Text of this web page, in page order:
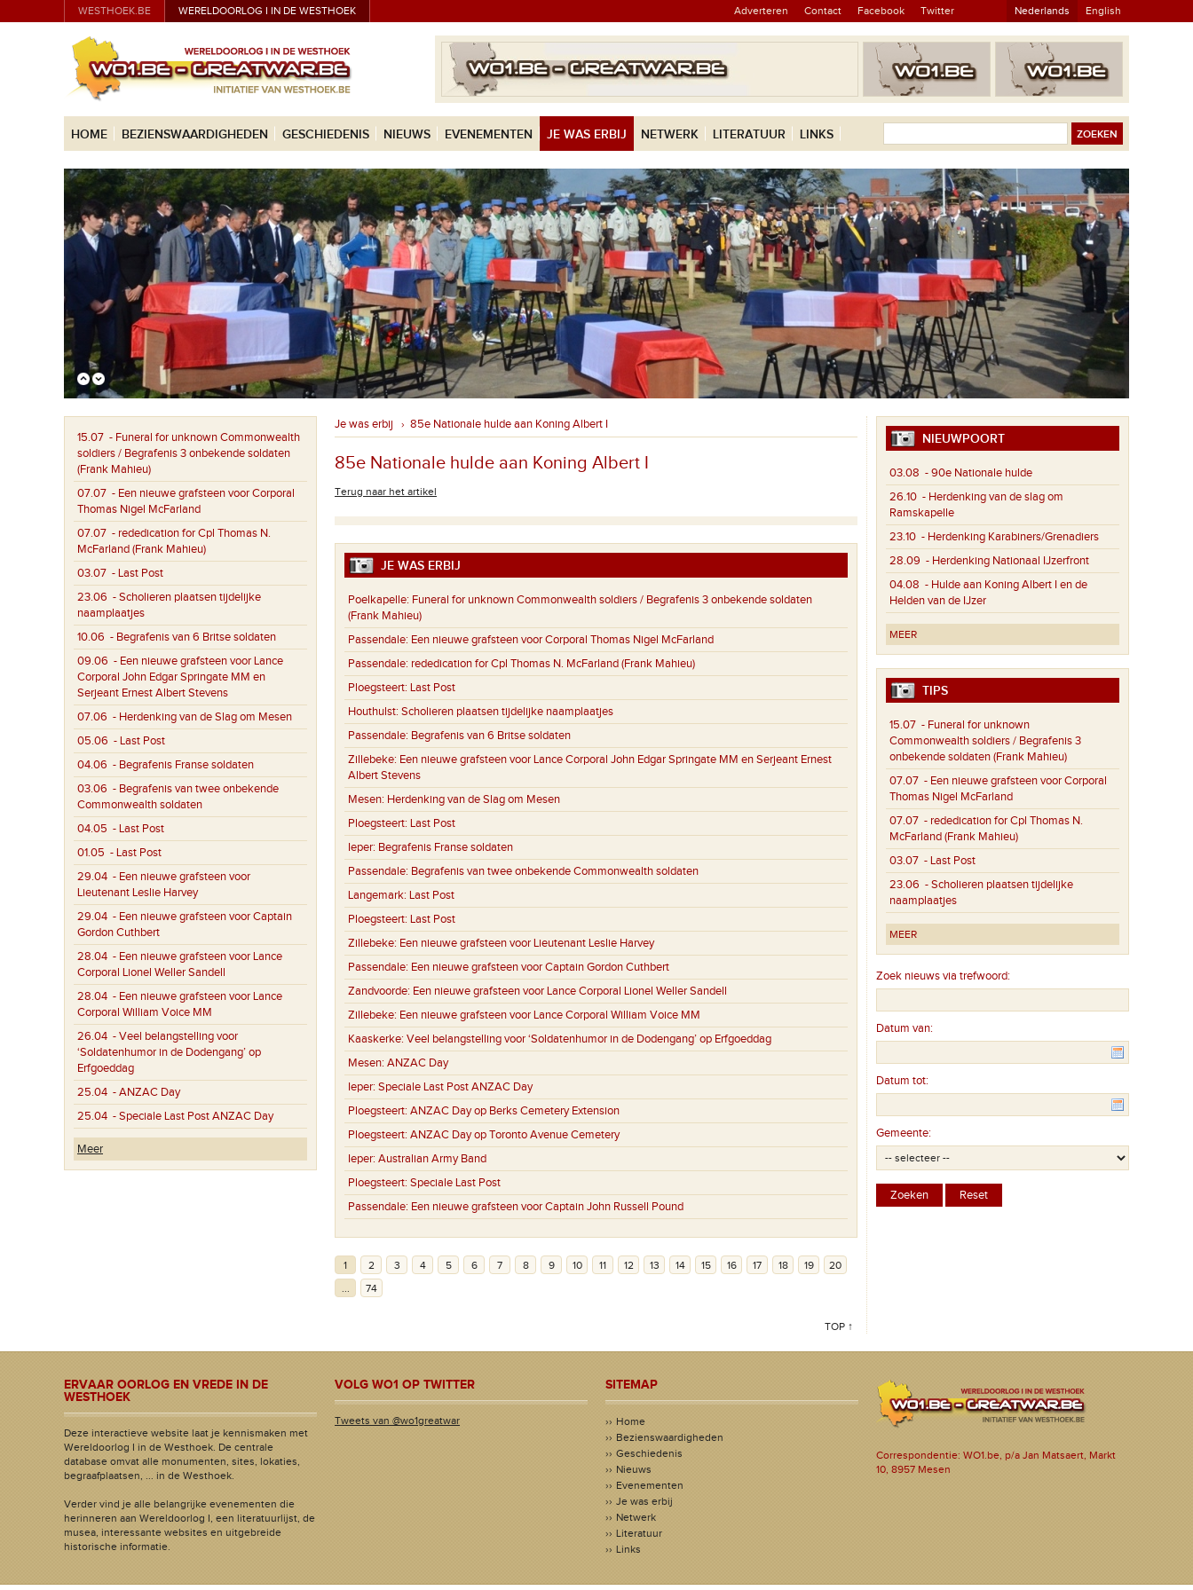
WESTHOEK.BE WERELDOORLOG I IN DE WESTHOEK Adverteren Contact Facebook Twitter Nederlands English
HOME BEZIENSWAARDIGHEDEN GESCHIEDENIS NIEUWS EVENEMENTEN JE WAS ERBIJ NETWERK LITERATUUR LINKS
15.07 - Funeral for unknown Commonwealth
soldiers / Begrafenis 3 onbekende soldaten
(Frank Mahieu)
07.07 - Een nieuwe grafsteen voor Corporal
Thomas Nigel McFarland
07.07 - rededication for Cpl Thomas N.
McFarland (Frank Mahieu)
03.07 - Last Post
23.06 - Scholieren plaatsen tijdelijke
naamplaatjes
10.06 - Begrafenis van 6 Britse soldaten
09.06 - Een nieuwe grafsteen voor Lance
Corporal John Edgar Springate MM en
Serjeant Ernest Albert Stevens
07.06 - Herdenking van de Slag om Mesen
05.06 - Last Post
04.06 - Begrafenis Franse soldaten
03.06 - Begrafenis van twee onbekende
Commonwealth soldaten
04.05 - Last Post
01.05 - Last Post
29.04 - Een nieuwe grafsteen voor
Lieutenant Leslie Harvey
29.04 - Een nieuwe grafsteen voor Captain
Gordon Cuthbert
28.04 - Een nieuwe grafsteen voor Lance
Corporal Lionel Weller Sandell
28.04 - Een nieuwe grafsteen voor Lance
Corporal William Voice MM
26.04 - Veel belangstelling voor
‘Soldatenhumor in de Dodengang’ op
Erfgoeddag
25.04 - ANZAC Day
25.04 - Speciale Last Post ANZAC Day
Meer
Je was erbij › 85e Nationale hulde aan Koning Albert I
85e Nationale hulde aan Koning Albert I
Terug naar het artikel
JE WAS ERBIJ
Poelkapelle: Funeral for unknown Commonwealth soldiers / Begrafenis 3 onbekende soldaten
(Frank Mahieu)
Passendale: Een nieuwe grafsteen voor Corporal Thomas Nigel McFarland
Passendale: rededication for Cpl Thomas N. McFarland (Frank Mahieu)
Ploegsteert: Last Post
Houthulst: Scholieren plaatsen tijdelijke naamplaatjes
Passendale: Begrafenis van 6 Britse soldaten
Zillebeke: Een nieuwe grafsteen voor Lance Corporal John Edgar Springate MM en Serjeant Ernest
Albert Stevens
Mesen: Herdenking van de Slag om Mesen
Ploegsteert: Last Post
Ieper: Begrafenis Franse soldaten
Passendale: Begrafenis van twee onbekende Commonwealth soldaten
Langemark: Last Post
Ploegsteert: Last Post
Zillebeke: Een nieuwe grafsteen voor Lieutenant Leslie Harvey
Passendale: Een nieuwe grafsteen voor Captain Gordon Cuthbert
Zandvoorde: Een nieuwe grafsteen voor Lance Corporal Lionel Weller Sandell
Zillebeke: Een nieuwe grafsteen voor Lance Corporal William Voice MM
Kaaskerke: Veel belangstelling voor ‘Soldatenhumor in de Dodengang’ op Erfgoeddag
Mesen: ANZAC Day
Ieper: Speciale Last Post ANZAC Day
Ploegsteert: ANZAC Day op Berks Cemetery Extension
Ploegsteert: ANZAC Day op Toronto Avenue Cemetery
Ieper: Australian Army Band
Ploegsteert: Speciale Last Post
Passendale: Een nieuwe grafsteen voor Captain John Russell Pound
1 2 3 4 5 6 7 8 9 10 11 12 13 14 15 16 17 18 19
20
...
74
TOP ↑
NIEUWPOORT
03.08 - 90e Nationale hulde
26.10 - Herdenking van de slag om
Ramskapelle
23.10 - Herdenking Karabiners/Grenadiers
28.09 - Herdenking Nationaal IJzerfront
04.08 - Hulde aan Koning Albert I en de
Helden van de IJzer
MEER
TIPS
15.07 - Funeral for unknown
Commonwealth soldiers / Begrafenis 3
onbekende soldaten (Frank Mahieu)
07.07 - Een nieuwe grafsteen voor Corporal
Thomas Nigel McFarland
07.07 - rededication for Cpl Thomas N.
McFarland (Frank Mahieu)
03.07 - Last Post
23.06 - Scholieren plaatsen tijdelijke
naamplaatjes
MEER
Zoek nieuws via trefwoord:
Datum van:
Datum tot:
Gemeente:
ERVAAR OORLOG EN VREDE IN DE
WESTHOEK
Deze interactieve website laat je kennismaken met
Wereldoorlog I in de Westhoek. De centrale
database omvat alle monumenten, sites, lokaties,
begraafplaatsen, ... in de Westhoek.
Verder vind je alle belangrijke evenementen die
herinneren aan Wereldoorlog I, een literatuurlijst, de
musea, interessante websites en uitgebreide
historische informatie.
VOLG WO1 OP TWITTER
Tweets van @wo1greatwar
SITEMAP
Home
Bezienswaardigheden
Geschiedenis
Nieuws
Evenementen
Je was erbij
Netwerk
Literatuur
Links
Correspondentie: WO1.be, p/a Jan Matsaert, Markt
10, 8957 Mesen